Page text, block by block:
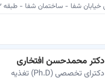
دکتر محمدحسن افتخاری
دکترای تخصصی (Ph.D) تغذیه